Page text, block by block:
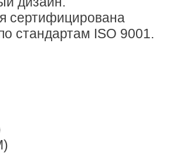
сертифицирована
стандартам ISO 9001.